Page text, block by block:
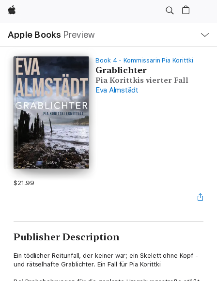
Apple
Apple Books Preview
Nav
Open
Menu
Book 4 - Kommissarin Pia Korittki
Grablichter
Pia Korittkis vierter Fall
Eva Almstädt
$21.99
Publisher Description
Ein tödlicher Reitunfall, der keiner war; ein Skelett ohne Kopf -
und rätselhafte Grablichter. Ein Fall für Pia Korittki